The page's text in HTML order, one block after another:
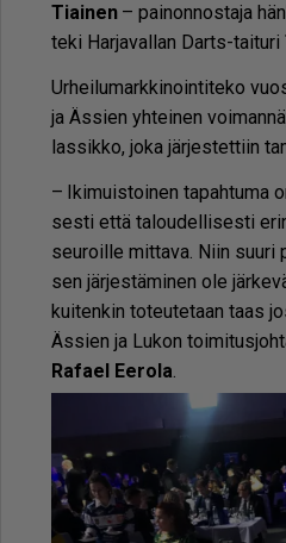
Ti­ai­nen– pai­non­nos­ta­ja
teki Har­ja­val­lan Darts-tai­tu­ri
Ur­hei­lu­mark­ki­noin­ti­te­ko
ja Äs­sien yh­tei­nen
las­sik­ko, joka jär­jes­tet­tiin
– Iki­muis­toi­nen ta­pah­tu­ma
ses­ti et­tä ta­lou­del­li­ses­ti
seu­roil­le mit­ta­va. Niin
sen jär­jes­tä­mi­nen ole
kui­ten­kin to­teu­te­taan taas
Äs­sien ja Lu­kon
Ra­fa­el Ee­ro­la